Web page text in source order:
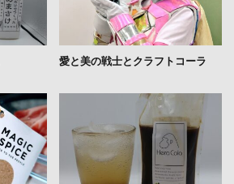
愛と美の戦士とクラフトコーラ